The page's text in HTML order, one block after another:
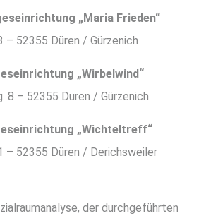
„Maria Frieden“
– 52355 Düren / Gürzenich
„Wirbelwind“
8 – 52355 Düren / Gürzenich
„Wichteltreff“
– 52355 Düren / Derichsweiler
der durchgeführten